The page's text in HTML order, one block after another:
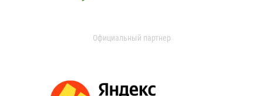
Официальный партнер